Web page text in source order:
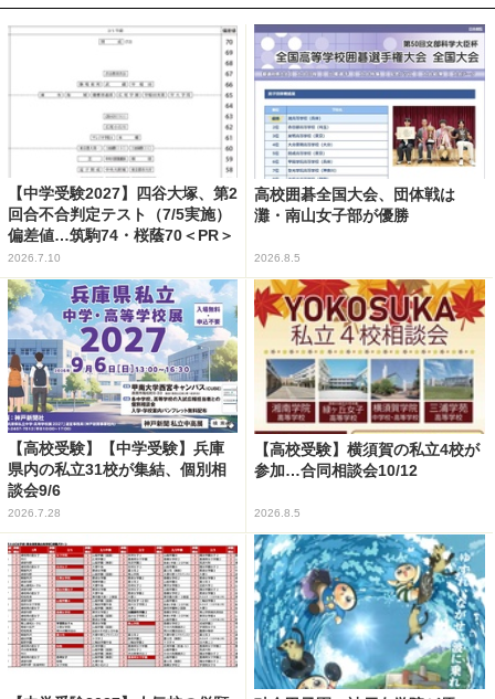
【中学受験2027】四谷大塚、第2
回合不合判定テスト（7/5実施）
偏差値…筑駒74・桜蔭70＜PR＞
2026.7.10
高校囲碁全国大会、団体戦は
灘・南山女子部が優勝
2026.8.5
【高校受験】【中学受験】兵庫
県内の私立31校が集結、個別相
談会9/6
2026.7.28
【高校受験】横須賀の私立4校が
参加…合同相談会10/12
2026.8.5